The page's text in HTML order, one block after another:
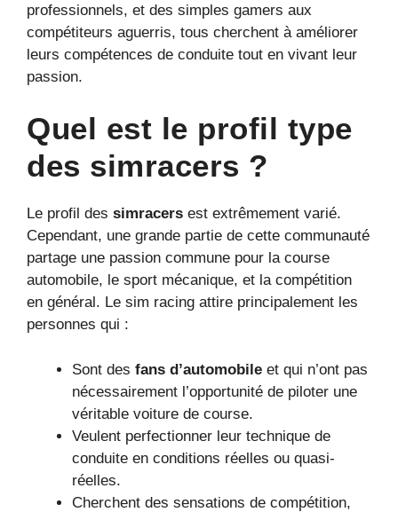
professionnels, et des simples gamers aux
compétiteurs aguerris, tous cherchent à améliorer
leurs compétences de conduite tout en vivant leur
passion.
Quel est le profil type
des simracers ?
Le profil des simracers est extrêmement varié.
Cependant, une grande partie de cette communauté
partage une passion commune pour la course
automobile, le sport mécanique, et la compétition
en général. Le sim racing attire principalement les
personnes qui :
Sont des fans d’automobile et qui n’ont pas
nécessairement l’opportunité de piloter une
véritable voiture de course.
Veulent perfectionner leur technique de
conduite en conditions réelles ou quasi-
réelles.
Cherchent des sensations de compétition,